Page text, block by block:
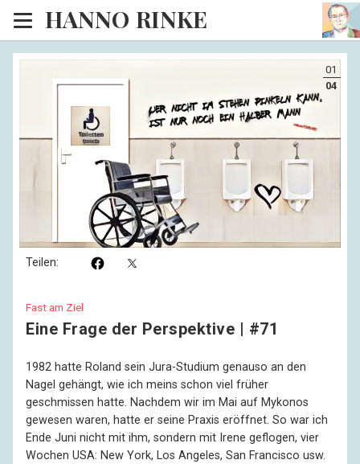
HANNO RINKE
Heim
Sonntagspredigten
Blog
Lesesaal
Hörsaal
Kinosaal
Teilen:
01
04
Fast am Ziel
Eine Frage der Perspektive | #71
1982 hatte Roland sein Jura-Studium genauso an den
Nagel gehängt, wie ich meins schon viel früher
geschmissen hatte. Nachdem wir im Mai auf Mykonos
gewesen waren, hatte er seine Praxis eröffnet. So war ich
Ende Juni nicht mit ihm, sondern mit Irene geflogen, vier
Wochen USA: New York, Los Angeles, San Francisco usw.